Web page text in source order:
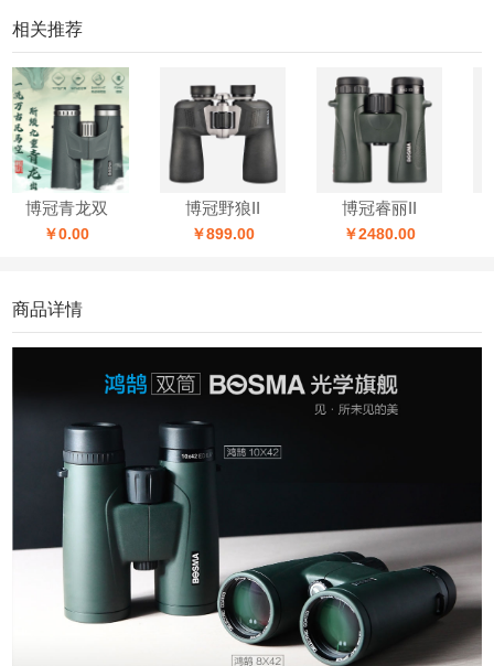
相关推荐
博冠青龙双
￥0.00
博冠野狼II
￥899.00
博冠睿丽II
￥2480.00
商品详情